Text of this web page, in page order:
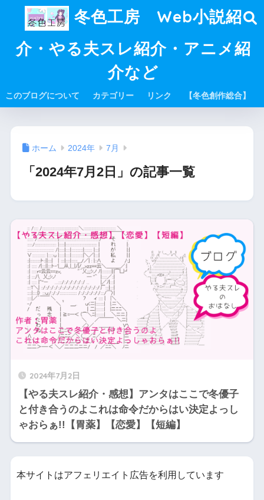
冬色工房 Web小説紹
介・やる夫スレ紹介・アニメ紹
介など
このブログについて カテゴリー リンク 【冬色創作総合】
ホーム 2024年 7月
「2024年7月2日」の記事一覧
2024年7月2日
【やる夫スレ紹介・感想】アンタはここで冬優子
と付き合うのよこれは命令だからはい決定よっし
ゃおらぁ!!【胃薬】【恋愛】【短編】
本サイトはアフェリエイト広告を利用しています